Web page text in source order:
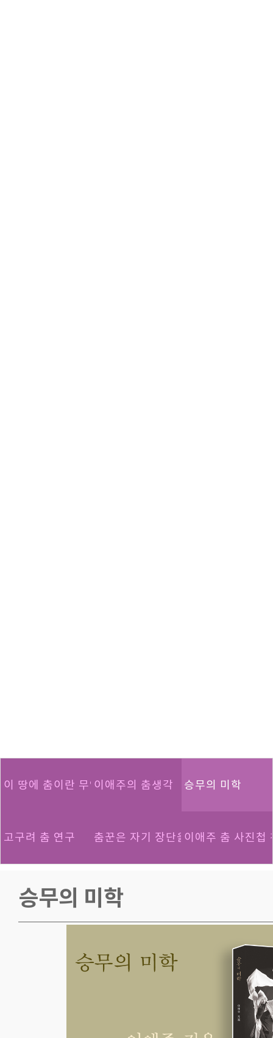
이 땅에 춤이란 무엇인가이애주의 춤생각 승무의 미학
고구려 춤 연구 춤꾼은 자기 장단을 타고난다
이애주 춤 사진첩
승무의 미학